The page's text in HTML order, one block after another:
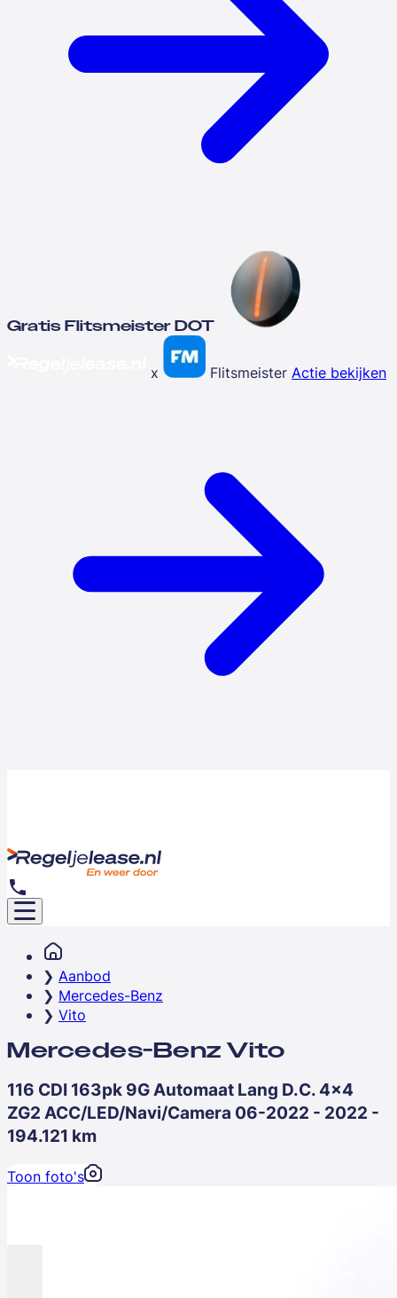
Gratis Flitsmeister DOT
x Flitsmeister Actie bekijken
Aanbod
Mercedes-Benz
Vito
Mercedes-Benz Vito
116 CDI 163pk 9G Automaat Lang D.C. 4x4
ZG2 ACC/LED/Navi/Camera 06-2022 - 2022 -
194.121 km
Toon foto's